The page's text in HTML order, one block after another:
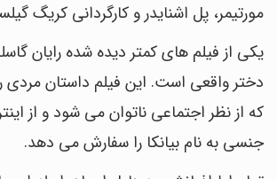
مورتیمر، پل اشنایدر و کارگردانی کریگ
یکی از فیلم های کمتر دیده شده رایان
دختر واقعی است. این فیلم داستان مردی
که از نظر اجتماعی ناتوان می شود و از
جنسی به نام بیانکا را سفارش می دهد.